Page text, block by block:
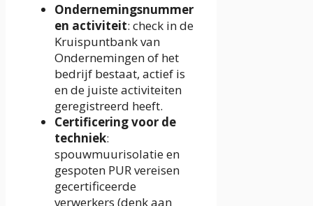
Ondernemingsnummer
en activiteit: check in de
Kruispuntbank van
Ondernemingen of het
bedrijf bestaat, actief is
en de juiste activiteiten
geregistreerd heeft.
Certificering voor de
techniek:
spouwmuurisolatie en
gespoten PUR vereisen
gecertificeerde
verwerkers (denk aan